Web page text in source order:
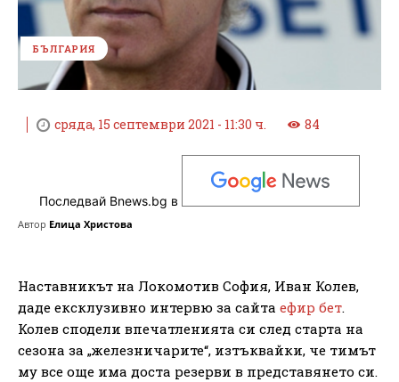
БЪЛГАРИЯ
сряда, 15 септември 2021 - 11:30 ч. 84
Последвай Bnews.bg в
Автор Елица Христова
Наставникът на Локомотив София, Иван Колев,
даде ексклузивно интервю за сайта ефир бет.
Колев сподели впечатленията си след старта на
сезона за „железничарите“, изтъквайки, че тимът
му все още има доста резерви в представянето си.